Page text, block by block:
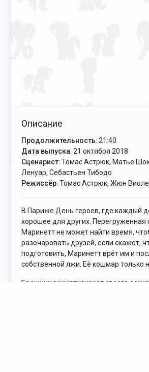
Описание
Продолжительность: 21:40
Дата выпуска: 21 октября 2018
Сценарист: Томас Астрюк, Матье
Ленуар, Себастьен Тибодо
Режиссёр: Томас Астрюк, Жюн
В Париже День героев, где каждый
хорошее для других. Перегруженная
Маринетт не может найти время,
разочаровать друзей, если скажет,
подготовить, Маринетт врёт им и
собственной лжи. Её кошмар только
Бражник акуматизирует своего